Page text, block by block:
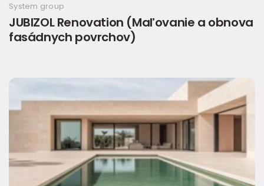
System group
JUBIZOL Renovation (Maľovanie a obnova
fasádnych povrchov)